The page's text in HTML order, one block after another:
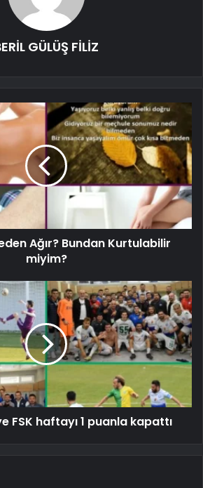
GÜLÜŞ FİLİZ
Ağır? Bundan Kurtulabilir
miyim?
FSK haftayı 1 puanla kapattı